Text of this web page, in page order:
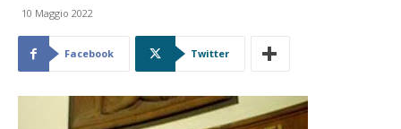
10 Maggio 2022
Facebook Twitter